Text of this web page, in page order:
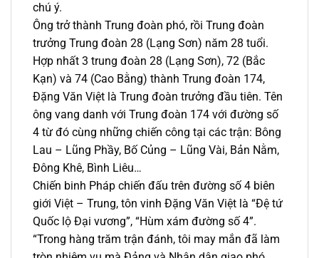
chú ý.
Ông trở thành Trung đoàn phó, rồi Trung đoàn
trưởng Trung đoàn 28 (Lạng Sơn) năm 28 tuổi.
Hợp nhất 3 trung đoàn 28 (Lạng Sơn), 72 (Bắc
Kạn) và 74 (Cao Bằng) thành Trung đoàn 174,
Đặng Văn Việt là Trung đoàn trưởng đầu tiên. Tên
ông vang danh với Trung đoàn 174 với đường số
4 từ đó cùng những chiến công tại các trận: Bông
Lau – Lũng Phầy, Bố Củng – Lũng Vài, Bản Nằm,
Đông Khê, Bình Liêu…
Chiến binh Pháp chiến đấu trên đường số 4 biên
giới Việt – Trung, tôn vinh Đặng Văn Việt là “Đệ tứ
Quốc lộ Đại vương”, “Hùm xám đường số 4”.
“Trong hàng trăm trận đánh, tôi may mắn đã làm